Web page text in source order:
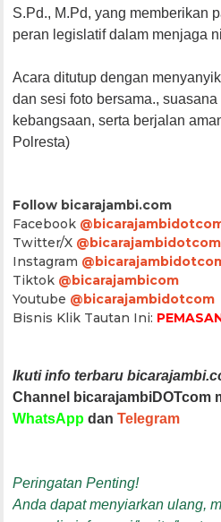
S.Pd., M.Pd, yang memberikan
peran legislatif dalam menjaga
Acara ditutup dengan
dan sesi foto bersama.,
kebangsaan, serta berjalan
Polresta)
Follow bicarajambi.com
Facebook
Twitter/X @bicarajambidotcom
Instagram
Tiktok @bicarajambicom
Youtube @bicarajambidotcom
Bisnis Klik Tautan Ini:
Ikuti info terbaru
Channel bicarajambiDOTcom
WhatsApp danTelegram
Peringatan Penting!
Anda dapat menyiarkan ulang,